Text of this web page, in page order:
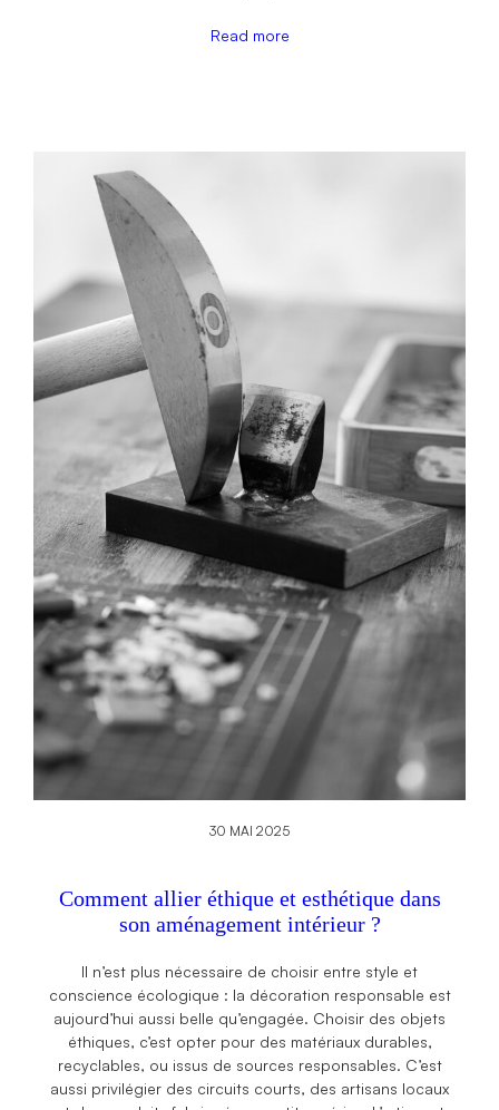
Read more
30 MAI 2025
Comment allier éthique et esthétique dans
son aménagement intérieur ?
Il n’est plus nécessaire de choisir entre style et
conscience écologique : la décoration responsable est
aujourd’hui aussi belle qu’engagée. Choisir des objets
éthiques, c’est opter pour des matériaux durables,
recyclables, ou issus de sources responsables. C’est
aussi privilégier des circuits courts, des artisans locaux